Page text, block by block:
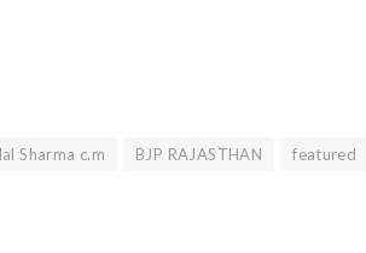
Sharma c.m BJP RAJASTHAN featured